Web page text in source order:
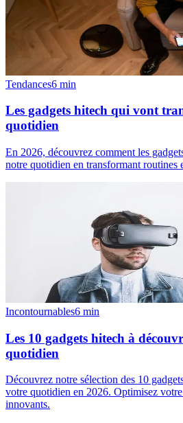
Tendances6 min
Les gadgets hitech qui vont
quotidien
En 2026, découvrez comment les
notre quotidien en transformant routines
Incontournables6 min
Les 10 gadgets hitech à
quotidien
Découvrez notre sélection des 10
votre quotidien en 2026. Optimisez
innovants.